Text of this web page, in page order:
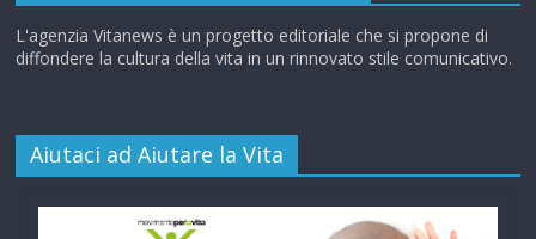
L'agenzia Vitanews è un progetto editoriale che si propone di
diffondere la cultura della vita in un rinnovato stile comunicativo.
Aiutaci ad Aiutare la Vita